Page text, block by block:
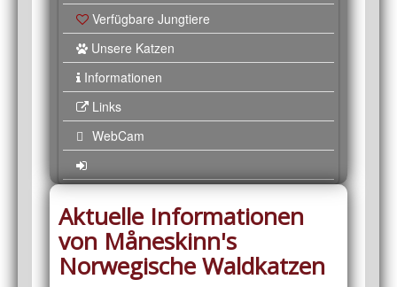
Verfügbare Jungtiere
Unsere Katzen
Informationen
Links
WebCam
Aktuelle Informationen
von Måneskinn's
Norwegische Waldkatzen